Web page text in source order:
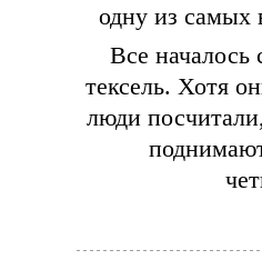
одну из самых
Все началось
тексель. Хотя
люди